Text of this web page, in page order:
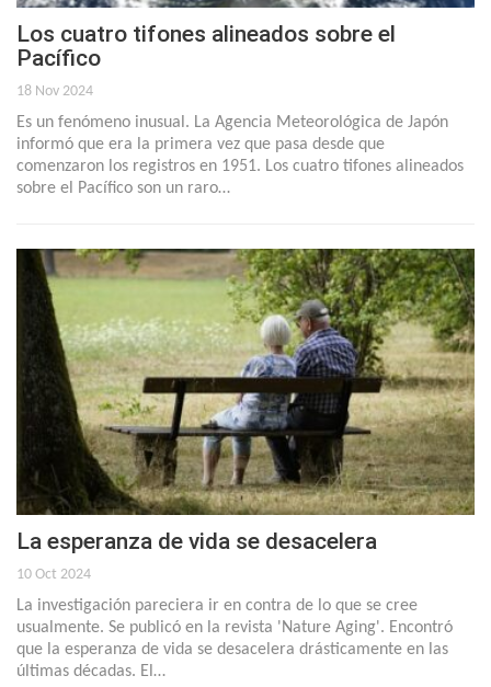
Los cuatro tifones alineados sobre el
Pacífico
18 Nov 2024
Es un fenómeno inusual. La Agencia Meteorológica de Japón
informó que era la primera vez que pasa desde que
comenzaron los registros en 1951. Los cuatro tifones alineados
sobre el Pacífico son un raro…
La esperanza de vida se desacelera
10 Oct 2024
La investigación pareciera ir en contra de lo que se cree
usualmente. Se publicó en la revista 'Nature Aging'. Encontró
que la esperanza de vida se desacelera drásticamente en las
últimas décadas. El…